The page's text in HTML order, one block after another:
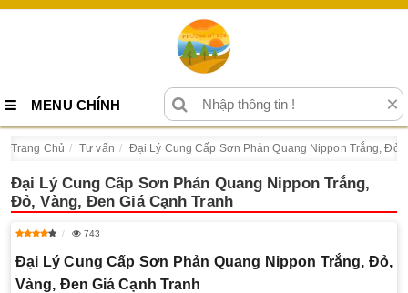
MENU CHÍNH ×
Trang Chủ Tư vấn Đại Lý Cung Cấp Sơn Phản Quang Nippon Trắng, Đỏ,
Đại Lý Cung Cấp Sơn Phản Quang Nippon Trắng,
Đỏ, Vàng, Đen Giá Cạnh Tranh
743
Đại Lý Cung Cấp Sơn Phản Quang Nippon Trắng, Đỏ,
Vàng, Đen Giá Cạnh Tranh